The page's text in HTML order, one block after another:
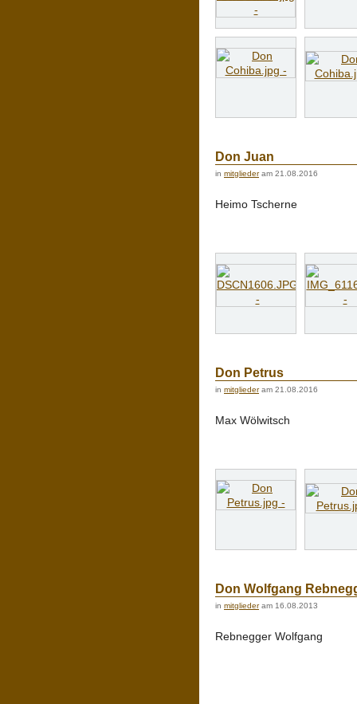
Don Juan
in mitgliederam 21.08.2016
Heimo Tscherne
Don Petrus
in mitgliederam 21.08.2016
Max Wölwitsch
Don Wolfgang
in mitgliederam 16.08.2013
Rebnegger Wolfgang